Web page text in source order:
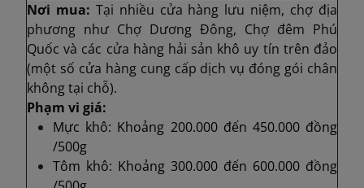
Nơi mua: Tại nhiều cửa hàng lưu niệm, chợ địa
phương như Chợ Dương Đông, Chợ đêm Phú
Quốc và các cửa hàng hải sản khô uy tín trên đảo
(một số cửa hàng cung cấp dịch vụ đóng gói chân
không tại chỗ).
Phạm vi giá:
Mực khô: Khoảng 200.000 đến 450.000 đồng
/500g
Tôm khô: Khoảng 300.000 đến 600.000 đồng